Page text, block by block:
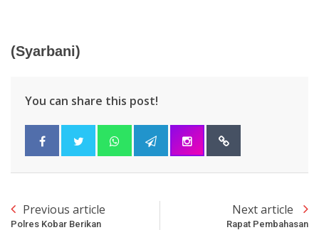
(Syarbani)
You can share this post!
Previous article
Polres Kobar Berikan
Next article
Rapat Pembahasan